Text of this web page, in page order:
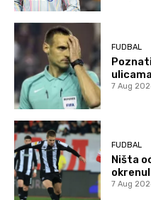
FUDBAL
7 Aug
FUDBAL
Ništa
7 Aug